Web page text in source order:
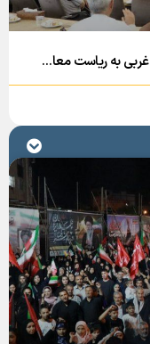
کارگروه تسهیل و رفع موانع تولید آذربایجان‌غربی به ریاست معاون هماهنگی امور اقتصادی استاندار برگزار شد و سه پرونده مربوط به منطقه آزاد ماکو در این نشست مورد بررسی قرار گرفت.